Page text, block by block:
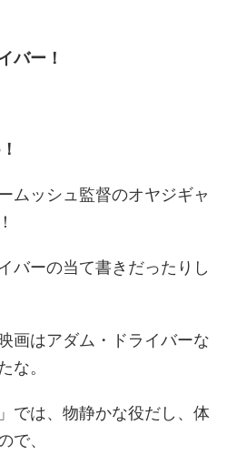
バー！
ムッシュ監督のオヤジギャ
バーの当て書きだったりし
画はアダム・ドライバーな
な。
では、物静かな役だし、体
で、